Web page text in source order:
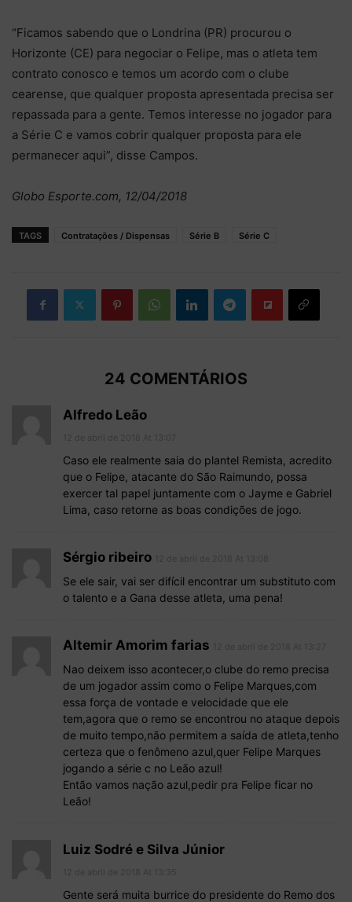
“Ficamos sabendo que o Londrina (PR) procurou o
Horizonte (CE) para negociar o Felipe, mas o atleta tem
contrato conosco e temos um acordo com o clube
cearense, que qualquer proposta apresentada precisa ser
repassada para a gente. Temos interesse no jogador para
a Série C e vamos cobrir qualquer proposta para ele
permanecer aqui”, disse Campos.
Globo Esporte.com, 12/04/2018
TAGS Contratações / Dispensas Série B Série C
24 COMENTÁRIOS
Alfredo Leão
Caso ele realmente saia do plantel Remista, acredito
que o Felipe, atacante do São Raimundo, possa
exercer tal papel juntamente com o Jayme e Gabriel
Lima, caso retorne as boas condições de jogo.
Sérgio ribeiro
Se ele sair, vai ser difícil encontrar um substituto com
o talento e a Gana desse atleta, uma pena!
Altemir Amorim farias
Nao deixem isso acontecer,o clube do remo precisa
de um jogador assim como o Felipe Marques,com
essa força de vontade e velocidade que ele
tem,agora que o remo se encontrou no ataque depois
de muito tempo,não permitem a saída de atleta,tenho
certeza que o fenômeno azul,quer Felipe Marques
jogando a série c no Leão azul!
Então vamos nação azul,pedir pra Felipe ficar no
Leão!
Luiz Sodré e Silva Júnior
Gente será muita burrice do presidente do Remo dos